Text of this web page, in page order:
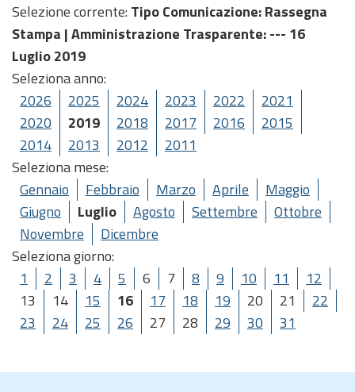
Selezione corrente: Tipo Comunicazione: Rassegna
Stampa |Amministrazione Trasparente: --- 16
Luglio 2019
Seleziona anno:
2026
2025 2024 2023 2022
2021
2020
2019 2018 2017 2016
2015
2014
2013 2012
2011
Seleziona mese:
Gennaio
Febbraio Marzo Aprile
Maggio
Giugno
Luglio Agosto Settembre
Ottobre
Novembre
Dicembre
Seleziona giorno:
1
2 3 4 5 6 7 8 9 10 11
12
13
14 15 16 17 18 19 20 21
22
23
24 25 26 27 28 29 30 31